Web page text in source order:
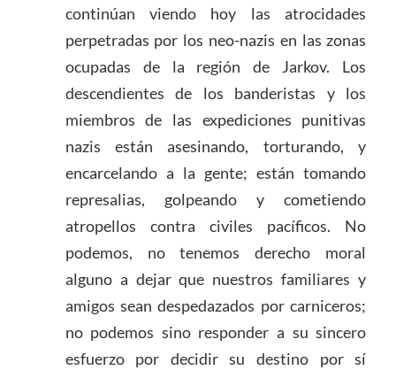
continúan viendo hoy las atrocidades
perpetradas por los neo-nazis en las zonas
ocupadas de la región de Jarkov. Los
descendientes de los banderistas y los
miembros de las expediciones punitivas
nazis están asesinando, torturando, y
encarcelando a la gente; están tomando
represalias, golpeando y cometiendo
atropellos contra civiles pacíficos. No
podemos, no tenemos derecho moral
alguno a dejar que nuestros familiares y
amigos sean despedazados por carniceros;
no podemos sino responder a su sincero
esfuerzo por decidir su destino por sí